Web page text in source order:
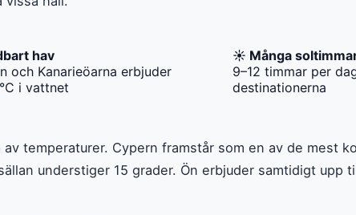
hav
och Kanarieöarna erbjuder
i vattnet
☀️ Många
9–12 timmar per
destinationerna
temperaturer. Cypern framstår som en av de mest
understiger 15 grader. Ön erbjuder samtidigt upp